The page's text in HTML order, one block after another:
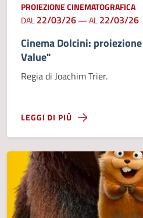
PROIEZIONE CINEMATOGRAFICA
DAL22/03/26—AL22/03/26
Cinema Dolcini:
Value"
Regia di Joachim Trier.
LEGGI DI PIÙ